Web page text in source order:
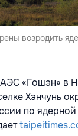
возродить
АЭС «Гошэн» в
Хэнчунь
по ядерной